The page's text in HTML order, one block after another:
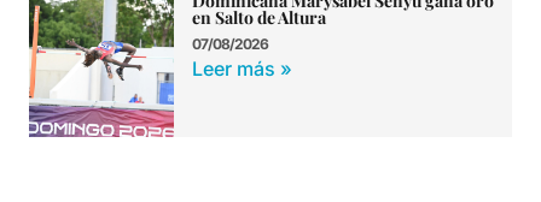
en Salto de Altura
07/08/2026
Leer más »